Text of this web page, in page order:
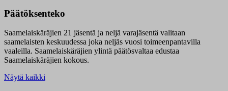
Päätöksenteko
Saamelaiskäräjien 21 jäsentä ja neljä varajäsentä valitaan
saamelaisten keskuudessa joka neljäs vuosi toimeenpantavilla
vaaleilla. Saamelaiskäräjien ylintä päätösvaltaa edustaa
Saamelaiskäräjien kokous.
Näytä kaikki